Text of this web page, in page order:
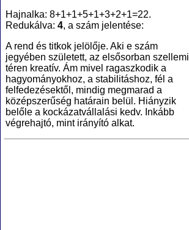
Hajnalka: 8+1+1+5+1+3+2+1=22.
Redukálva: 4, a szám jelentése:
A rend és titkok jelölője. Aki e szám
jegyében született, az elsősorban szellemi
téren kreatív. Ám mivel ragaszkodik a
hagyományokhoz, a stabilitáshoz, fél a
felfedezésektől, mindig megmarad a
középszerűség határain belül. Hiányzik
belőle a kockázatvállalási kedv. Inkább
végrehajtó, mint irányító alkat.